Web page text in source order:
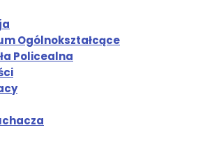
Ogólnokształcące
Policealna